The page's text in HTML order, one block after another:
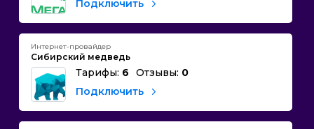
Подключить
Интернет-провайдер
Сибирский медведь
Тарифы: 6 Отзывы: 0
Подключить